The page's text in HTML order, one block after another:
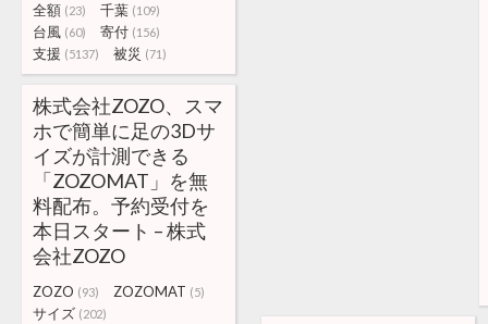
全額 (23) 千葉 (109)
台風 (60) 寄付 (156)
支援 (5137) 被災 (71)
株式会社ZOZO、スマ
ホで簡単に足の3Dサ
イズが計測できる
「ZOZOMAT」を無
料配布。予約受付を
本日スタート – 株式
会社ZOZO
ZOZO (93) ZOZOMAT (5)
サイズ (202)